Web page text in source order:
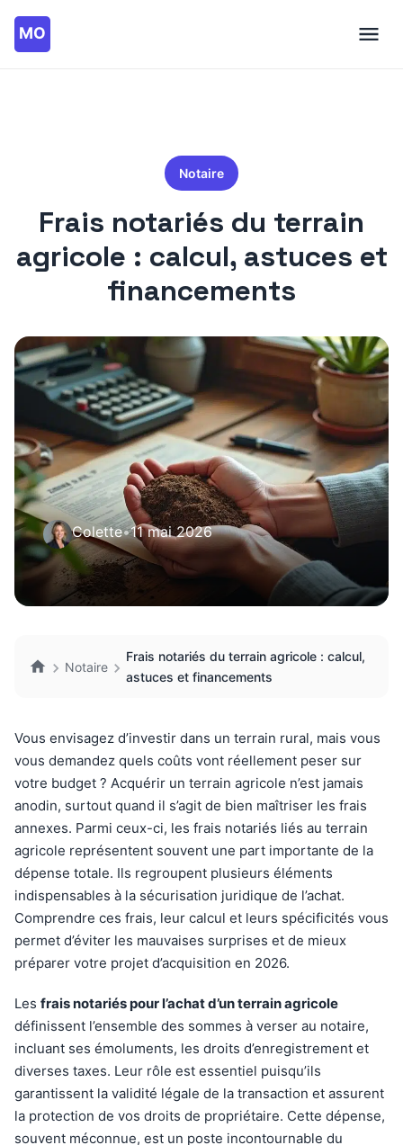
Notaire
Frais notariés du terrain
agricole : calcul, astuces et
financements
Colette•11 mai 2026
Notaire
Frais notariés du terrain agricole : calcul,
astuces et financements
Vous envisagez d’investir dans un terrain rural, mais vous
vous demandez quels coûts vont réellement peser sur
votre budget ? Acquérir un terrain agricole n’est jamais
anodin, surtout quand il s’agit de bien maîtriser les frais
annexes. Parmi ceux-ci, les frais notariés liés au terrain
agricole représentent souvent une part importante de la
dépense totale. Ils regroupent plusieurs éléments
indispensables à la sécurisation juridique de l’achat.
Comprendre ces frais, leur calcul et leurs spécificités vous
permet d’éviter les mauvaises surprises et de mieux
préparer votre projet d’acquisition en 2026.
Les frais notariés pour l’achat d’un terrain agricole
définissent l’ensemble des sommes à verser au notaire,
incluant ses émoluments, les droits d’enregistrement et
diverses taxes. Leur rôle est essentiel puisqu’ils
garantissent la validité légale de la transaction et assurent
la protection de vos droits de propriétaire. Cette dépense,
souvent méconnue, est un poste incontournable du